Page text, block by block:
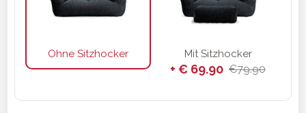
Ohne Sitzhocker Mit Sitzhocker
+ € 69.90 €79.90